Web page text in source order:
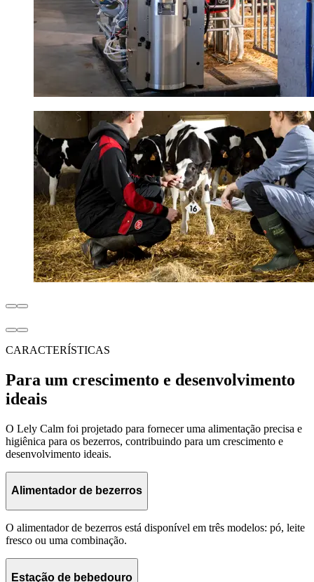
CARACTERÍSTICAS
Para um crescimento e desenvolvimento
ideais
O Lely Calm foi projetado para fornecer uma alimentação precisa e
higiênica para os bezerros, contribuindo para um crescimento e
desenvolvimento ideais.
Alimentador de bezerros
O alimentador de bezerros está disponível em três modelos: pó, leite
fresco ou uma combinação.
Estação de bebedouro